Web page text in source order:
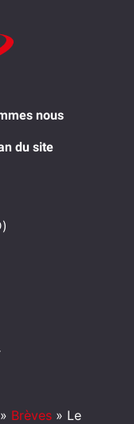
nous
du site
» Brèves » Le